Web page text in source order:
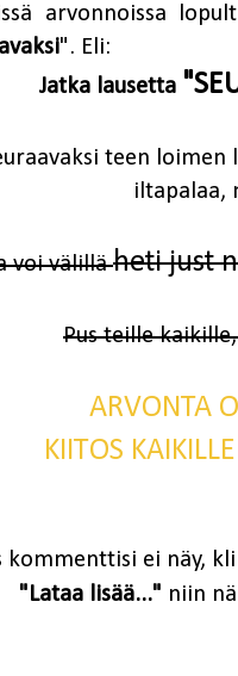
arvonnoissa
". Eli:
Jatka lausetta
teen
iltapalaa,
voi välilläheti just
Pus teille
ARVONTA
KIITOS
kommenttisi ei näy,
"Lataa lisää..." niin